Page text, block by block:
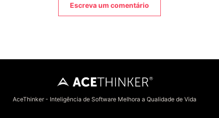
Escreva um comentário
AceThinker - Inteligência de Software Melhora a Qualidade de Vida